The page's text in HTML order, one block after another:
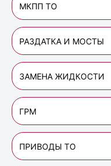
МКПП ТО
РАЗДАТКА И МОСТЫ
ЗАМЕНА ЖИДКОСТИ
ГРМ
ПРИВОДЫ ТО